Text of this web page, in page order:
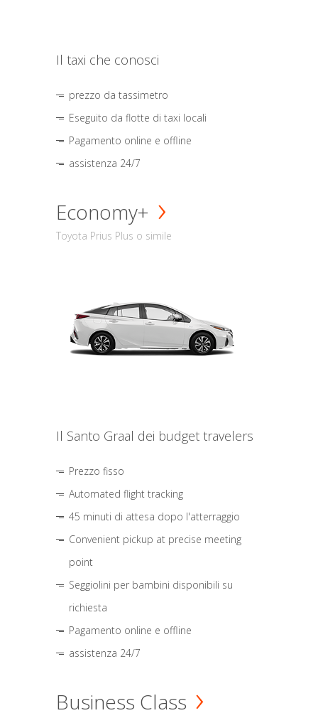
Il taxi che conosci
prezzo da tassimetro
Eseguito da flotte di taxi locali
Pagamento online e offline
assistenza 24/7
Economy+
Toyota Prius Plus o simile
Il Santo Graal dei budget travelers
Prezzo fisso
Automated flight tracking
45 minuti di attesa dopo l'atterraggio
Convenient pickup at precise meeting
point
Seggiolini per bambini disponibili su
richiesta
Pagamento online e offline
assistenza 24/7
Business Class